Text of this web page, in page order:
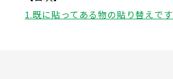
既に貼ってある物の貼り替えで